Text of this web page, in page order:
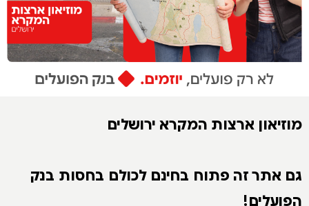
מוזיאון ארצות המקרא ירושלים
גם אתר זה פתוח בחינם לכולם בחסות בנק
הפועלים!